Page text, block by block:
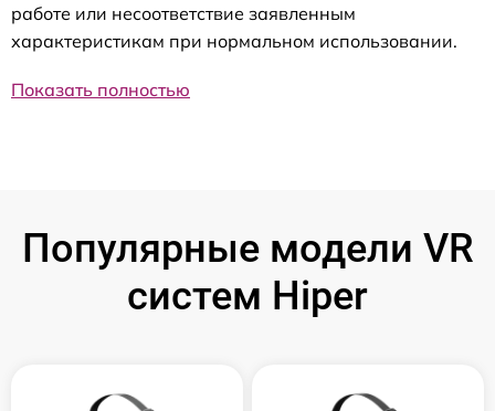
работе или несоответствие заявленным
характеристикам при нормальном использовании.
Показать полностью
Популярные модели VR
систем Hiper